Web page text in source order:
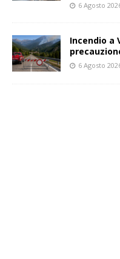
6 Agosto
Incendio a
6 Agosto